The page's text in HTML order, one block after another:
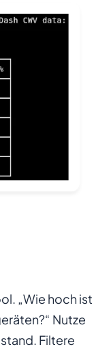
„Wie hoch ist
Nutze
Filtere